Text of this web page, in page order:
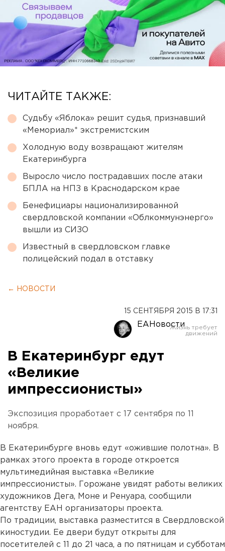
ЧИТАЙТЕ ТАКЖЕ:
Судьбу «Яблока» решит судья, признавший
«Мемориал»* экстремистским
Холодную воду возвращают жителям
Екатеринбурга
Выросло число пострадавших после атаки
БПЛА на НПЗ в Краснодарском крае
Бенефициары национализированной
свердловской компании «Облкоммунэнерго»
вышли из СИЗО
Известный в свердловском главке
полицейский подал в отставку
← НОВОСТИ
15 СЕНТЯБРЯ 2015 В 17:31
ЕАНовости
В Екатеринбург едут
«Великие
импрессионисты»
Экспозиция проработает с 17 сентября по 11
ноября.
В Екатеринбурге вновь едут «ожившие полотна». В
рамках этого проекта в городе откроется
мультимедийная выставка «Великие
импрессионисты». Горожане увидят работы великих
художников Дега, Моне и Ренуара, сообщили
агентству ЕАН организаторы проекта.
По традиции, выставка разместится в Свердловской
киностудии. Ее двери будут открыты для
посетителей с 11 до 21 часа, а по пятницам и субботам